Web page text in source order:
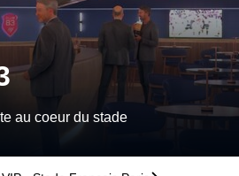
au coeur du stade